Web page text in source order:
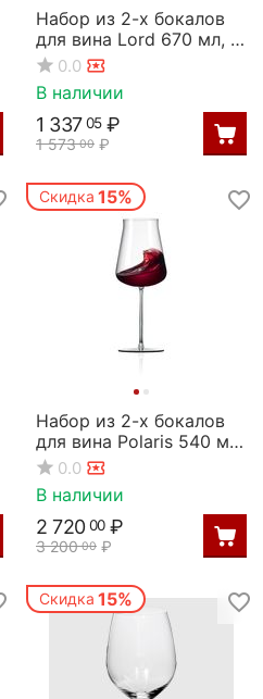
Набор из 2-х бокалов
для вина Lord 670 мл, D
94 мм, H 240 мм, Rona
0.0
В наличии
1 573 00 ₽
1 337 05 ₽
Скидка 15%
Набор из 2-х бокалов
для вина Polaris 540 мл,
D 98 мм, H 250 мм,
Rona
0.0
В наличии
3 200 00 ₽
2 720 00 ₽
Скидка 15%